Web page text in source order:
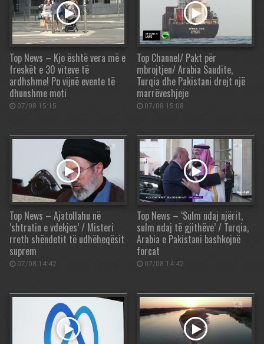
Top News – Kjo është vera më e
freskët e 30 viteve të
ardhshme! Po vijnë evente të
dhunshme moti
07/08 15:15
Top Channel/ Pakt për
mbrojtjen/ Arabia Saudite,
Turqia dhe Pakistani drejt një
marrëveshjeje
07/08 15:08
Top News – Ajatollahu në
‘shtratin e vdekjes’ / Misteri
rreth shëndetit të udhëheqësit
suprem
07/08 14:42
Top News – ‘Sulm ndaj njërit,
sulm ndaj të gjithëve’ / Turqia,
Arabia e Pakistani bashkojnë
forcat
07/08 14:42